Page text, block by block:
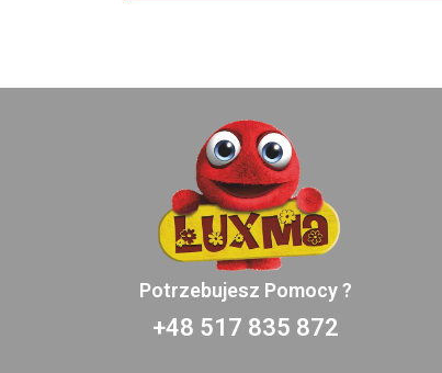
Potrzebujesz Pomocy ?
+48 517 835 872